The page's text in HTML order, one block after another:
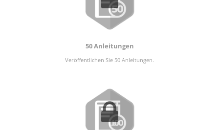
50 Anleitungen
Veröffentlichen Sie 50 Anleitungen.